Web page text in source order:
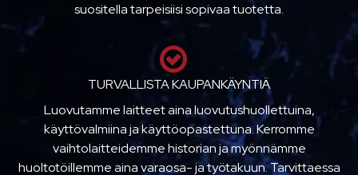
suositella tarpeisiisi sopivaa tuotetta.
TURVALLISTA KAUPANKÄYNTIÄ
Luovutamme laitteet aina luovutushuollettuina,
käyttövalmiina ja käyttöopastettuna. Kerromme
vaihtolaitteidemme historian ja myönnämme
huoltotöillemme aina varaosa- ja työtakuun. Tarvittaessa